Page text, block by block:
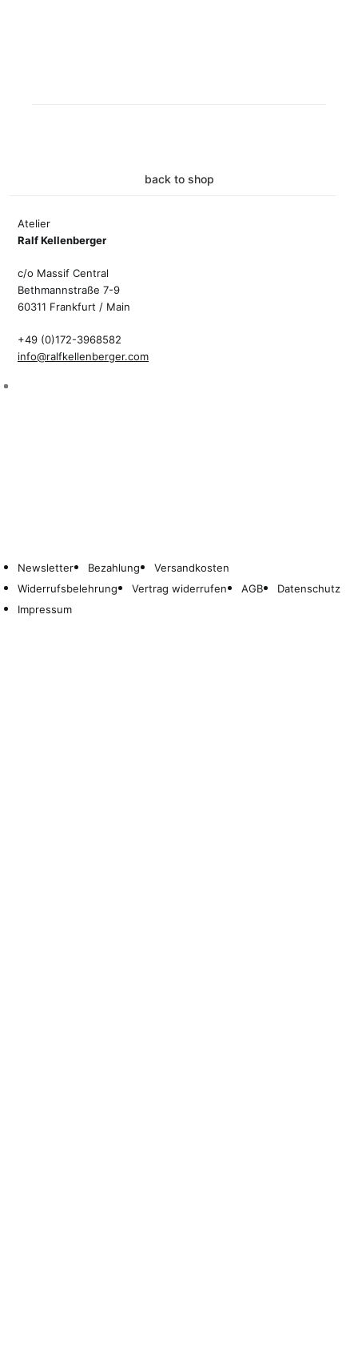
back to shop
Atelier
Ralf Kellenberger
c/o Massif Central
Bethmannstraße 7-9
60311 Frankfurt / Main
+49 (0)172-3968582
info@ralfkellenberger.com
Newsletter Bezahlung
Versandkosten
Widerrufsbelehrung
Vertrag widerrufen AGB
Datenschutz
Impressum